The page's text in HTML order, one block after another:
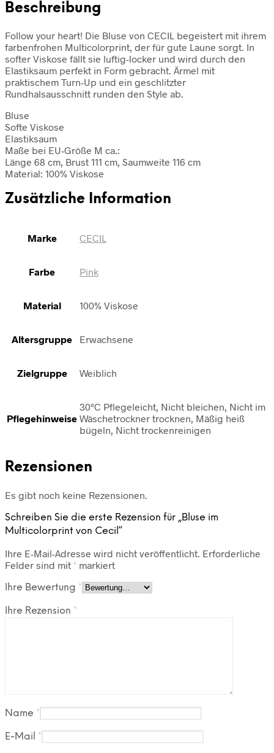
Beschreibung
Follow your heart! Die Bluse von CECIL begeistert mit ihrem
farbenfrohen Multicolorprint, der für gute Laune sorgt. In
softer Viskose fällt sie luftig-locker und wird durch den
Elastiksaum perfekt in Form gebracht. Ärmel mit
praktischem Turn-Up und ein geschlitzter
Rundhalsausschnitt runden den Style ab.
Bluse
Softe Viskose
Elastiksaum
Maße bei EU-Größe M ca.:
Länge 68 cm, Brust 111 cm, Saumweite 116 cm
Material: 100% Viskose
Zusätzliche Information
Marke CECIL
Farbe Pink
Material 100% Viskose
Altersgruppe Erwachsene
Zielgruppe Weiblich
Pflegehinweise
30°C Pflegeleicht, Nicht bleichen, Nicht im
Wäschetrockner trocknen, Mäßig heiß
bügeln, Nicht trockenreinigen
Rezensionen
Es gibt noch keine Rezensionen.
Schreiben Sie die erste Rezension für „Bluse im
Multicolorprint von Cecil“
Ihre E-Mail-Adresse wird nicht veröffentlicht. Erforderliche
Felder sind mit * markiert
Ihre Bewertung *
Ihre Rezension *
Name *
E-Mail *